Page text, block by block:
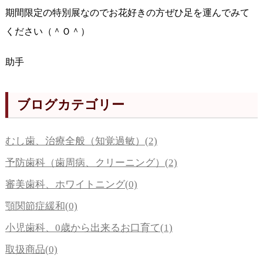
期間限定の特別展なのでお花好きの方ぜひ足を運んでみて
ください（＾Ｏ＾）
助手
ブログカテゴリー
むし歯、治療全般（知覚過敏）(2)
予防歯科（歯周病、クリーニング）(2)
審美歯科、ホワイトニング(0)
顎関節症緩和(0)
小児歯科、0歳から出来るお口育て(1)
取扱商品(0)